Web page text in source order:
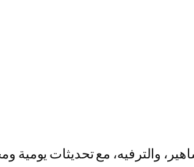
والترفيه، مع تحديثات